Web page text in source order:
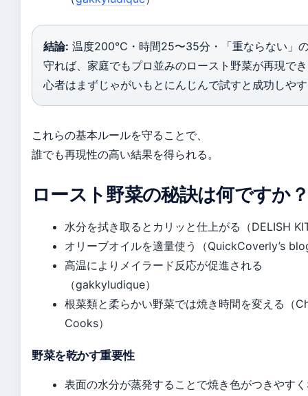
結論: 温度200℃・時間25〜35分・「重ならない」
守れば、家庭でもプロ並みのロースト野菜が再現で
心者はまずじゃがいもとにんじんで試すと成功しや
これらの基本ルールを守ることで、
誰でも再現性の高い結果を得られる。
ロースト野菜の秘訣は何ですか？
水分を拭き取るとカリッと仕上がる（DELISH
オリーブオイルを適量使う（QuickCoverly’s
高温によりメイラード反応が促進される
（gakkyludique）
根菜類と柔らかい野菜では焼き時間を変える（
Cooks）
野菜を乾かす重要性
表面の水分が蒸発することで焼き色がつきやす